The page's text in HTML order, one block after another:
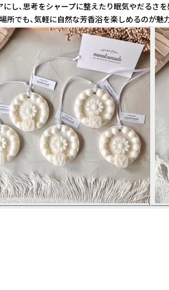
思考をシャープに整えたり眠気や
も、気軽に自然な芳香浴を楽しめるの